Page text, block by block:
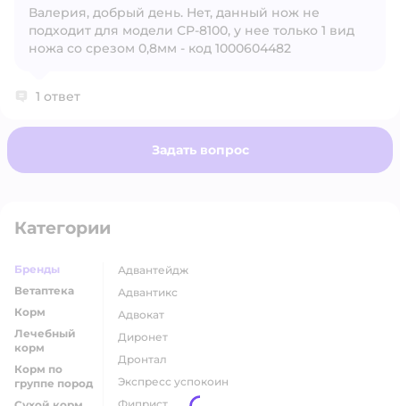
Открыть вопрос
Валерия, добрый день. Нет, данный нож не
подходит для модели СР-8100, у нее только 1 вид
ножа со срезом 0,8мм - код 1000604482
1 ответ
Задать вопрос
Категории
Бренды
Ветаптека
Корм
Лечебный
корм
Корм по
группе пород
адвантейдж
адвантикс
адвокат
диронет
дронтал
экспресс успокоин